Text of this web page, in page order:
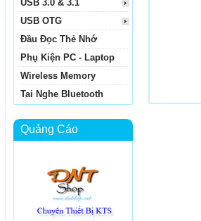
USB 3.0 & 3.1
USB OTG
Đầu Đọc Thẻ Nhớ
Phụ Kiện PC - Laptop
Wireless Memory
Tai Nghe Bluetooth
Quảng Cáo